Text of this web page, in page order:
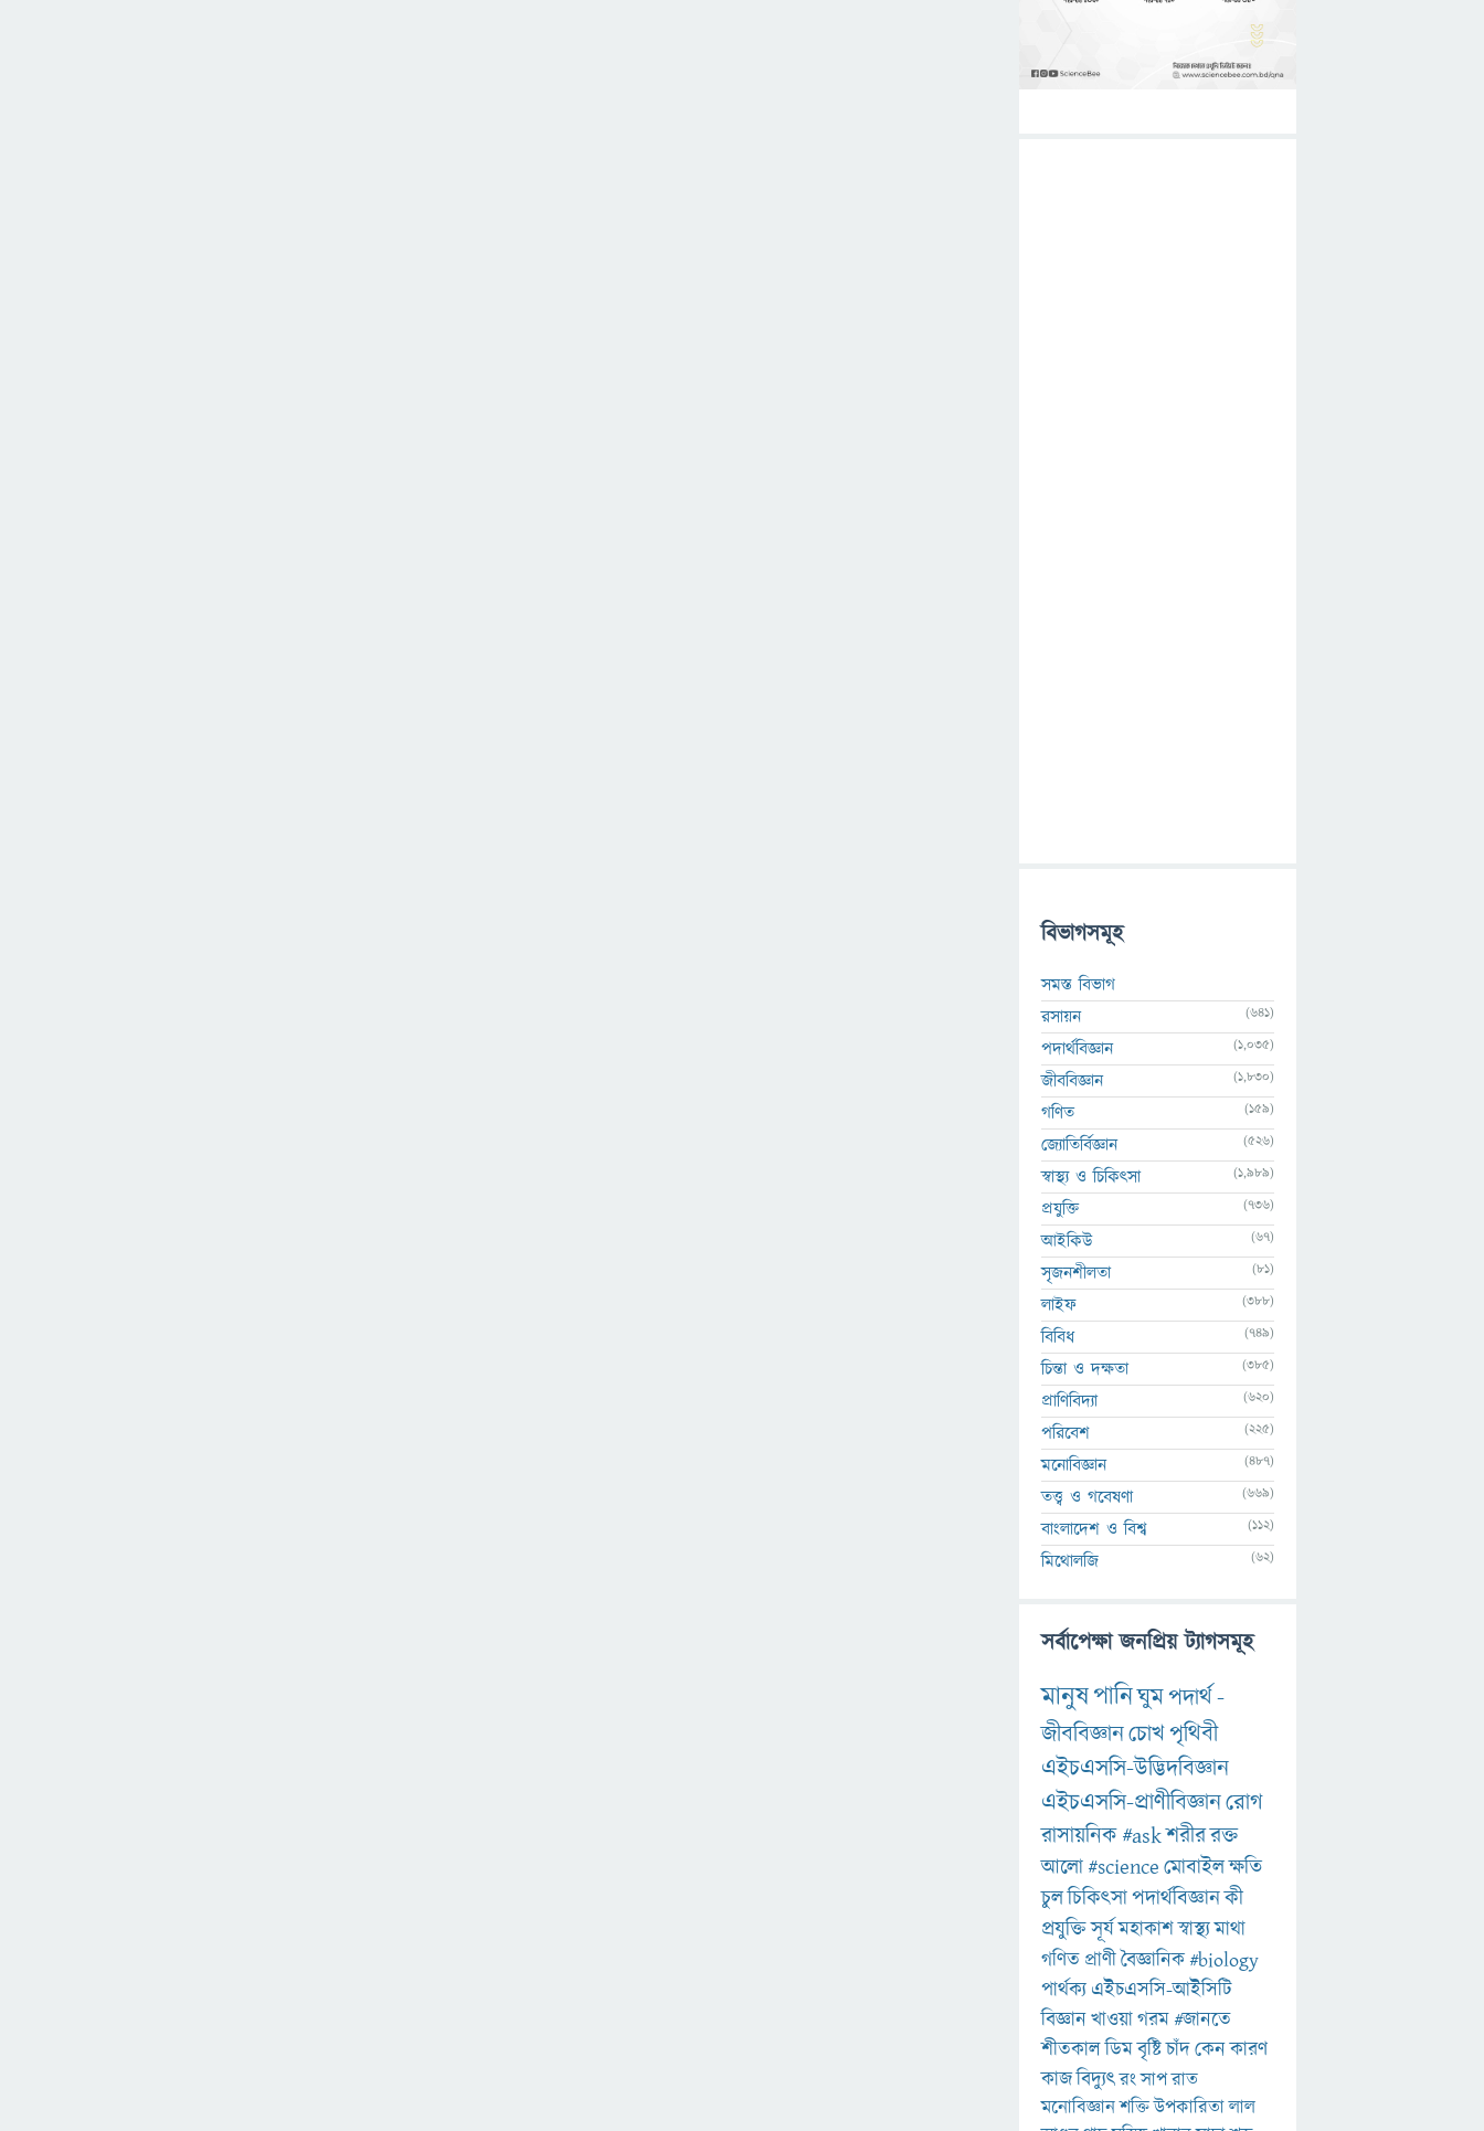
বিভাগসমূহ
সমস্ত বিভাগ
রসায়ন
(641)
পদার্থবিজ্ঞান (1,035)
জীববিজ্ঞান (1,830)
গণিত (159)
জ্যোতির্বিজ্ঞান (526)
স্বাস্থ্য ও চিকিৎসা (1,989)
প্রযুক্তি (736)
আইকিউ (67)
সৃজনশীলতা (81)
লাইফ (388)
বিবিধ (749)
চিন্তা ও দক্ষতা (385)
প্রাণিবিদ্যা (620)
পরিবেশ (225)
মনোবিজ্ঞান (487)
তত্ত্ব ও গবেষণা (669)
বাংলাদেশ ও বিশ্ব (112)
মিথোলজি (62)
সর্বাপেক্ষা জনপ্রিয় ট্যাগসমূহ
মানুষপানিঘুমপদার্থ-
জীববিজ্ঞানচোখপৃথিবী
এইচএসসি-উদ্ভিদবিজ্ঞান
এইচএসসি-প্রাণীবিজ্ঞানরোগ
রাসায়নিক#askশরীররক্ত
আলো#scienceমোবাইলক্ষতি
চুলচিকিৎসাপদার্থবিজ্ঞানকী
প্রযুক্তিসূর্যমহাকাশস্বাস্থ্যমাথা
গণিত প্রাণীবৈজ্ঞানিক#biology
পার্থক্য এইচএসসি-আইসিটি
বিজ্ঞানখাওয়াগরম#জানতে
শীতকালডিমবৃষ্টিচাঁদকেনকারণ
কাজবিদ্যুৎরংসাপরাত
মনোবিজ্ঞানশক্তিউপকারিতালাল